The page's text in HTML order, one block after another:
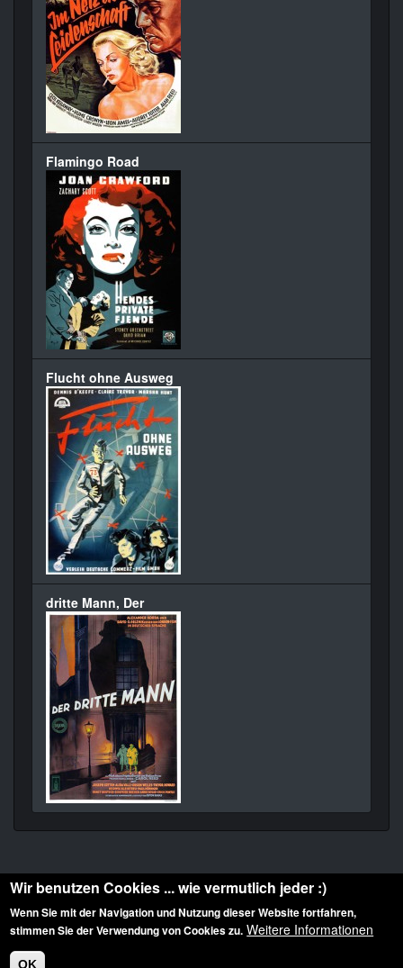
Flamingo Road
Flucht ohne Ausweg
dritte Mann, Der
Diese Website ist urheberrechtlich geschützt: © 2010-2026 der Film Noir de. Alle
Rechte vorbehalten.
Wir benutzen Cookies ... wie vermutlich jeder :)
Wenn Sie mit der Navigation und Nutzung dieser Website fortfahren,
stimmen Sie der Verwendung von Cookies zu. Weitere Informationen
OK